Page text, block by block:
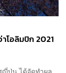
าโอลิมปิก 2021
ญี่ปุ่น ได้จัดทำผล